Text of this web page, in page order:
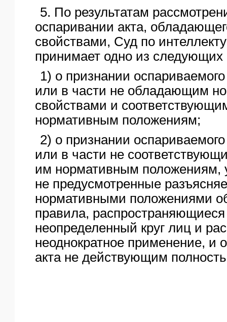
5. По результатам
оспаривании акта,
свойствами, Суд по
принимает одно из
1) о признании
или в части не обладающим
свойствами и
нормативным положениям;
2) о признании
или в части не
им нормативным положениям,
не предусмотренные
нормативными положениями
правила,
неопределенный круг лиц и
неоднократное применение, и
акта не действующим